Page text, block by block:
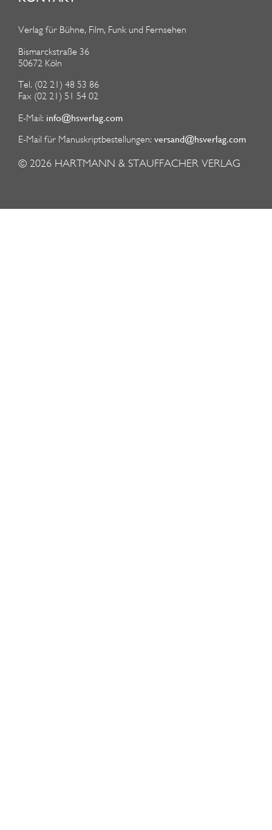
Verlag für Bühne, Film, Funk und Fernsehen
Bismarckstraße 36
50672 Köln
Tel. (02 21) 48 53 86
Fax (02 21) 51 54 02
E-Mail: info@hsverlag.com
E-Mail für Manuskriptbestellungen: versand@hsverlag.com
© 2026 HARTMANN & STAUFFACHER VERLAG